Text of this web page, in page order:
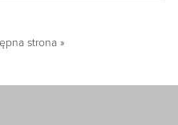
strona »